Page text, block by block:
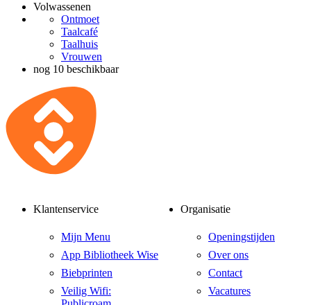
Volwassenen
Ontmoet
Taalcafé
Taalhuis
Vrouwen
nog 10 beschikbaar
Klantenservice
Mijn Menu
App Bibliotheek Wise
Biebprinten
Veilig Wifi:
Organisatie
Openingstijden
Over ons
Contact
Vacatures